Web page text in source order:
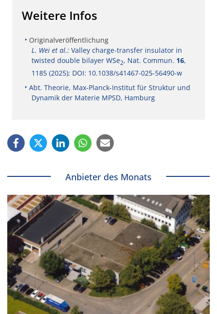
Weitere Infos
Originalveröffentlichung
L. Wei et al.: Valley charge-transfer insulator in
twisted double bilayer WSe2, Nat. Commun. 16,
1185 (2025); DOI: 10.1038/s41467-025-56490-w
Abt. Theorie, Max-Planck-Institut für Struktur und
Dynamik der Materie MPSD, Hamburg
Anbieter des Monats